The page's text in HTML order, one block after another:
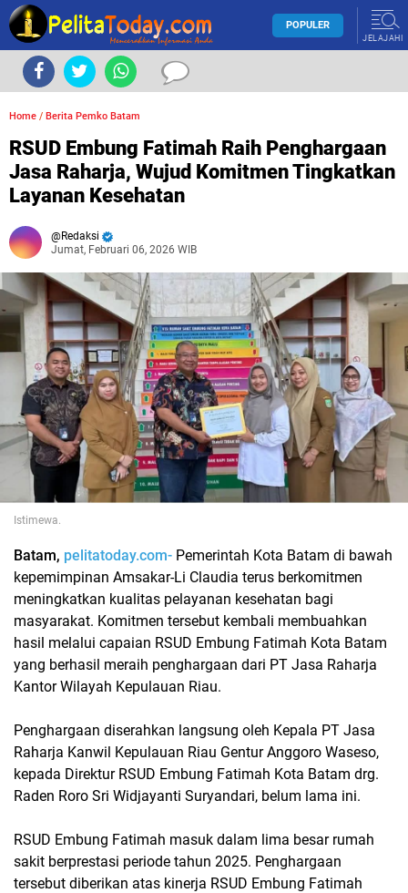
POPULER
JELAJAHI
Home / Berita Pemko Batam
RSUD Embung Fatimah Raih Penghargaan
Jasa Raharja, Wujud Komitmen Tingkatkan
Layanan Kesehatan
Redaksi
Jumat, Februari 06, 2026 WIB
Istimewa.
Batam, pelitatoday.com- Pemerintah Kota Batam di bawah
kepemimpinan Amsakar-Li Claudia terus berkomitmen
meningkatkan kualitas pelayanan kesehatan bagi
masyarakat. Komitmen tersebut kembali membuahkan
hasil melalui capaian RSUD Embung Fatimah Kota Batam
yang berhasil meraih penghargaan dari PT Jasa Raharja
Kantor Wilayah Kepulauan Riau.
Penghargaan diserahkan langsung oleh Kepala PT Jasa
Raharja Kanwil Kepulauan Riau Gentur Anggoro Waseso,
kepada Direktur RSUD Embung Fatimah Kota Batam drg.
Raden Roro Sri Widjayanti Suryandari, belum lama ini.
RSUD Embung Fatimah masuk dalam lima besar rumah
sakit berprestasi periode tahun 2025. Penghargaan
tersebut diberikan atas kinerja RSUD Embung Fatimah